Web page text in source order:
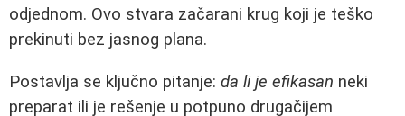
odjednom. Ovo stvara začarani krug koji je teško
prekinuti bez jasnog plana.
Postavlja se ključno pitanje: da li je efikasan neki
preparat ili je rešenje u potpuno drugačijem